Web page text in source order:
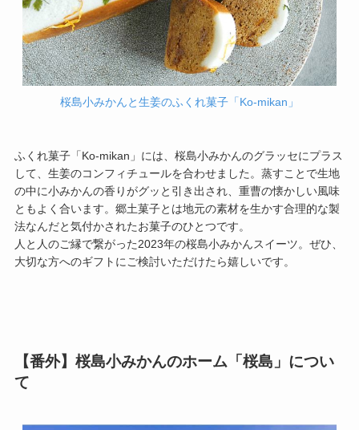
桜島小みかんと生姜のふくれ菓子「Ko-mikan」
ふくれ菓子「Ko-mikan」には、桜島小みかんのグラッセにプラス
して、生姜のコンフィチュールを合わせました。蒸すことで生地
の中に小みかんの香りがグッと引き出され、重曹の懐かしい風味
ともよく合います。郷土菓子とは地元の素材を生かす合理的な製
法なんだと気付かされたお菓子のひとつです。
人と人のご縁で繋がった2023年の桜島小みかんスイーツ。ぜひ、
大切な方へのギフトにご検討いただけたら嬉しいです。
【番外】桜島小みかんのホーム「桜島」につい
て